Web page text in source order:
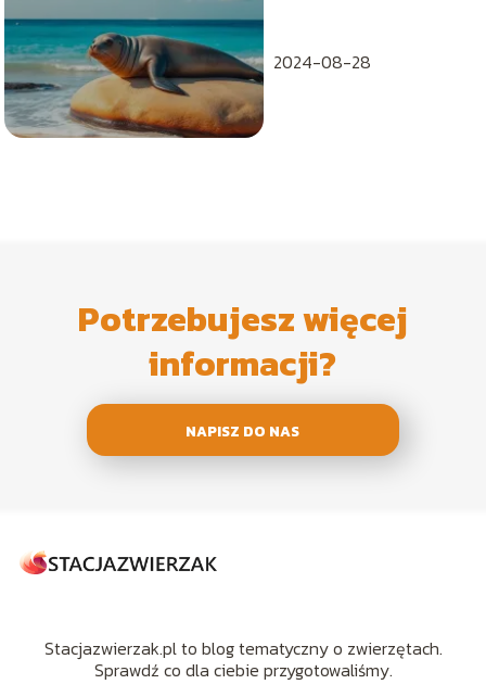
2024-08-28
Potrzebujesz więcej
informacji?
NAPISZ DO NAS
Stacjazwierzak.pl to blog tematyczny o zwierzętach.
Sprawdź co dla ciebie przygotowaliśmy.